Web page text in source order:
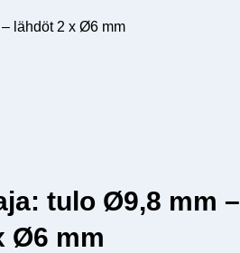
lähdöt 2 x Ø6 mm
tulo Ø9,8 mm –
Ø6 mm